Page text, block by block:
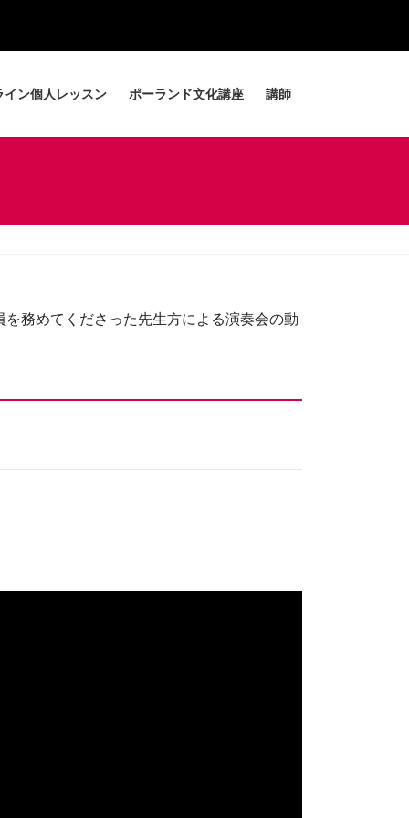
イン個人レッスン ポーランド文化講座 講師
務めてくださった先生方による演奏会の動